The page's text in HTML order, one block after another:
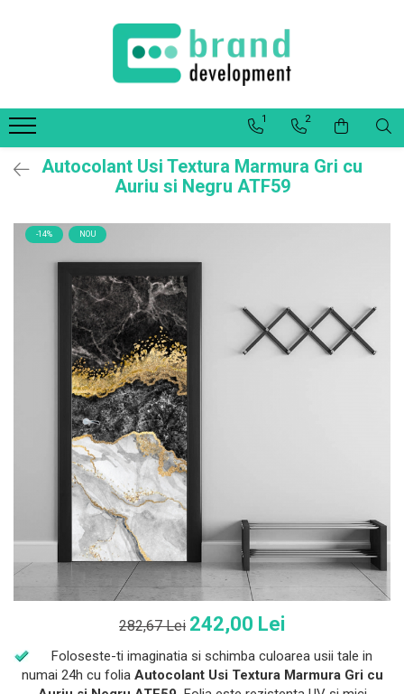
Office Elixir Capsule
1 2
Autocolant Usi Textura Marmura Gri cu
Auriu si Negru ATF59
-14% NOU
282,67 Lei 242,00 Lei
Foloseste-ti imaginatia si schimba culoarea usii tale in
numai 24h cu folia Autocolant Usi Textura Marmura Gri cu